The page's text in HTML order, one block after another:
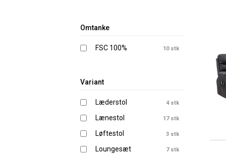
Omtanke
FSC 100% 10 stk
Variant
Læderstol 4 stk
Lænestol 17 stk
Løftestol 3 stk
Loungesæt 7 stk